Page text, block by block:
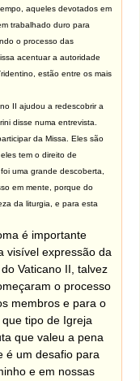
aqueles devotados em
trabalhado duro para
o processo das
acentuar a autoridade
estão entre os mais
II ajudou a redescobrir a
disse numa entrevista.
da Missa. Eles são
tem o direito de
uma grande descoberta,
em mente, porque do
da liturgia, e para esta
é importante
visível expressão da
Vaticano II, talvez
o processo
membros e para o
tipo de Igreja
que valeu a pena
é um desafio para
e em nossas